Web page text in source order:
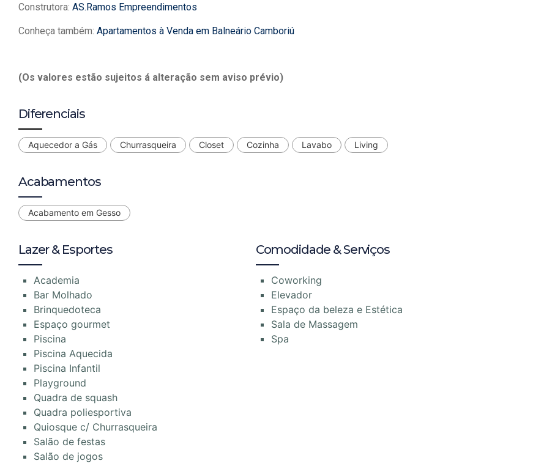
Construtora: AS.Ramos Empreendimentos
Conheça também: Apartamentos à Venda em Balneário Camboriú
(Os valores estão sujeitos á alteração sem aviso prévio)
Diferenciais
Aquecedor a Gás Churrasqueira Closet Cozinha Lavabo Living
Acabamentos
Acabamento em Gesso
Lazer & Esportes
Academia
Bar Molhado
Brinquedoteca
Espaço gourmet
Piscina
Piscina Aquecida
Piscina Infantil
Playground
Quadra de squash
Quadra poliesportiva
Quiosque c/ Churrasqueira
Salão de festas
Salão de jogos
Comodidade & Serviços
Coworking
Elevador
Espaço da beleza e Estética
Sala de Massagem
Spa